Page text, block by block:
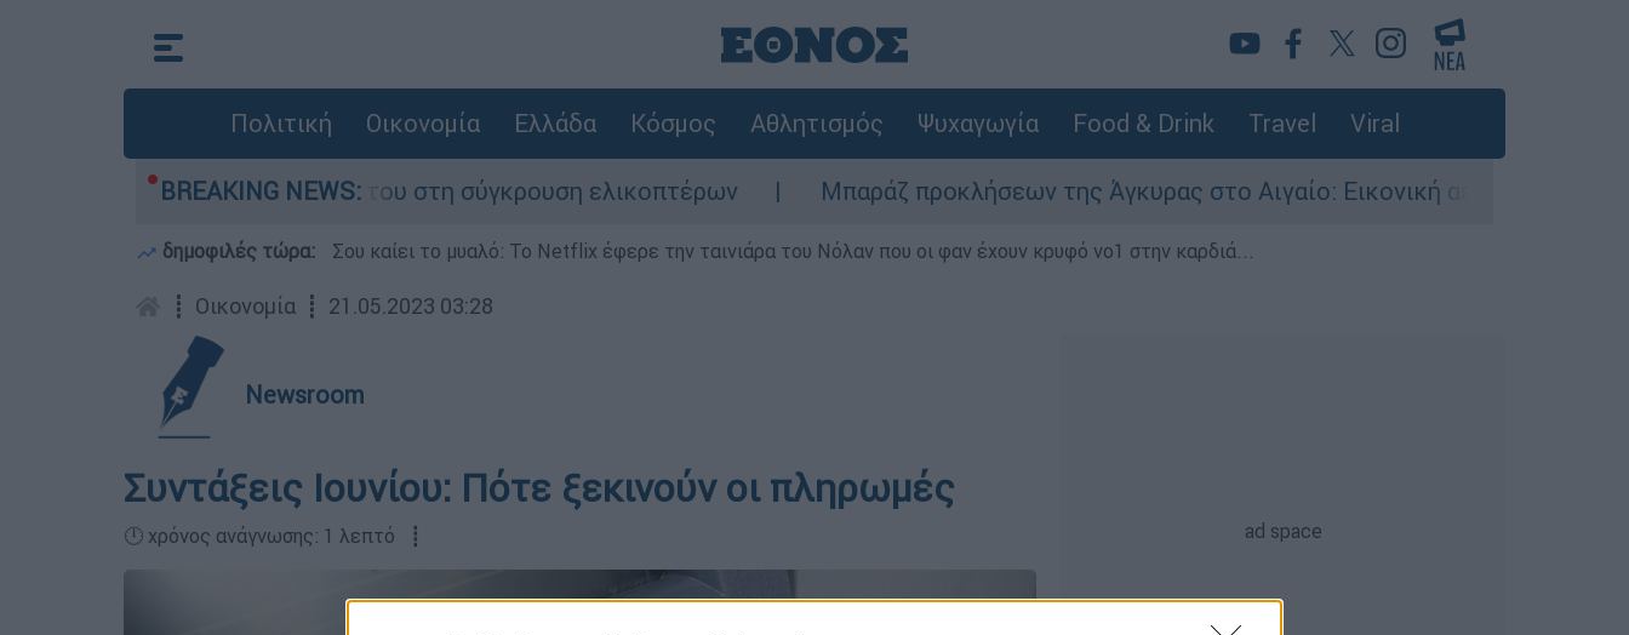
Πολιτική Οικονομία Ελλάδα Κόσμος Αθλητισμός Ψυχαγωγία Food & Drink Travel Viral
BREAKING NEWS:
Δαμίγο που έχασε τη ζωή του στη σύγκρουση ελικοπτέρων Μπαράζ προκλήσεων της Άγκυρας στο Αιγαίο: Εικονική αερομαχία ανάμεσα
δημοφιλές τώρα: Σου καίει το μυαλό: Το Netflix έφερε την ταινιάρα του Νόλαν που οι φαν έχουν κρυφό νο1 στην καρδιά...
┋ Οικονομία ┋ 21.05.2023 03:28
Newsroom
Συντάξεις Ιουνίου: Πότε ξεκινούν οι πληρωμές
🕛 χρόνος ανάγνωσης: 1 λεπτό ┋